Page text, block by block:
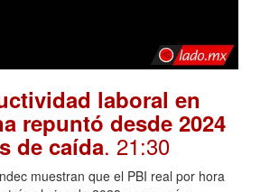
laboral en
repuntó desde 2024
de caída. 21:30
muestran que el PBI real por hora